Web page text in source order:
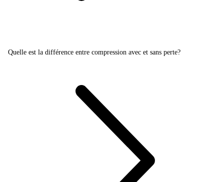
Quelle est la différence entre compression avec et sans perte?